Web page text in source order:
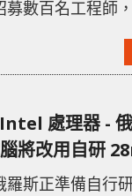
數百名工程師
的處理器設計
Lake 與
處理器 -
將改用自研
斯正準備自行